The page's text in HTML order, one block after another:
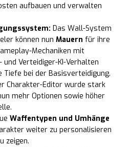
aufbauen und verwalten
Das Wall-System
können nun Mauern für ihre
Mechaniken mit
Verteidiger-KI-Verhalten
bei der Basisverteidigung.
Charakter-Editor wurde stark
mehr Optionen sowie höher
Waffentypen und Umhänge
weiter zu personalisieren
zeigen.